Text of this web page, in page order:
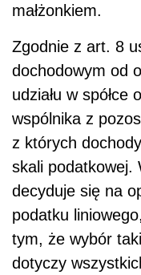
małżonkiem.
Zgodnie z art. 8
dochodowym od
udziału w spółce
wspólnika z
z których
skali podatkowej.
decyduje się na
podatku
tym, że wybór
dotyczy